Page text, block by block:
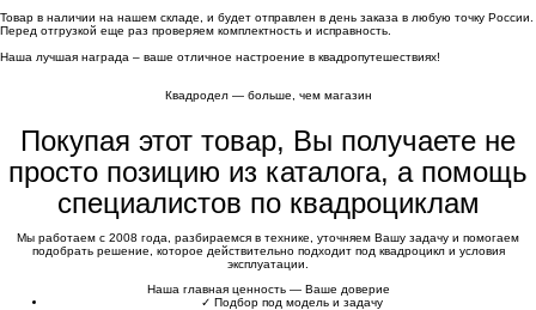
Товар в наличии на нашем складе, и будет отправлен в день заказа в любую точку России.
Перед отгрузкой еще раз проверяем комплектность и исправность.
Наша лучшая награда – ваше отличное настроение в квадропутешествиях!
Квадродел — больше, чем магазин
Покупая этот товар, Вы получаете не
просто позицию из каталога, а помощь
специалистов по квадроциклам
Мы работаем с 2008 года, разбираемся в технике, уточняем Вашу задачу и помогаем
подобрать решение, которое действительно подходит под квадроцикл и условия
эксплуатации.
Наша главная ценность — Ваше доверие
✓ Подбор под модель и задачу